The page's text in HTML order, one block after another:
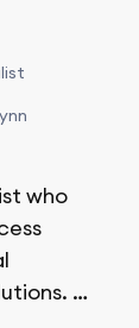
who